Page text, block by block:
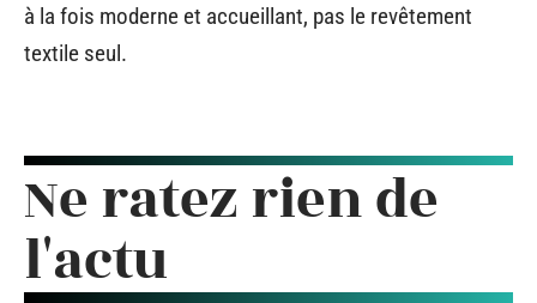
à la fois moderne et accueillant, pas le revêtement
textile seul.
Ne ratez rien de
l'actu